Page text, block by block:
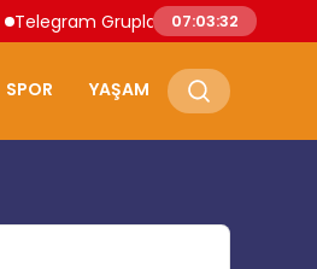
Grupları ile Doğru Topluluğa
07:03:33
SPOR YAŞAM